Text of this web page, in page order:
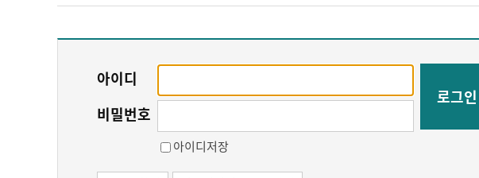
아이디
비밀번호
아이디저장
로그인